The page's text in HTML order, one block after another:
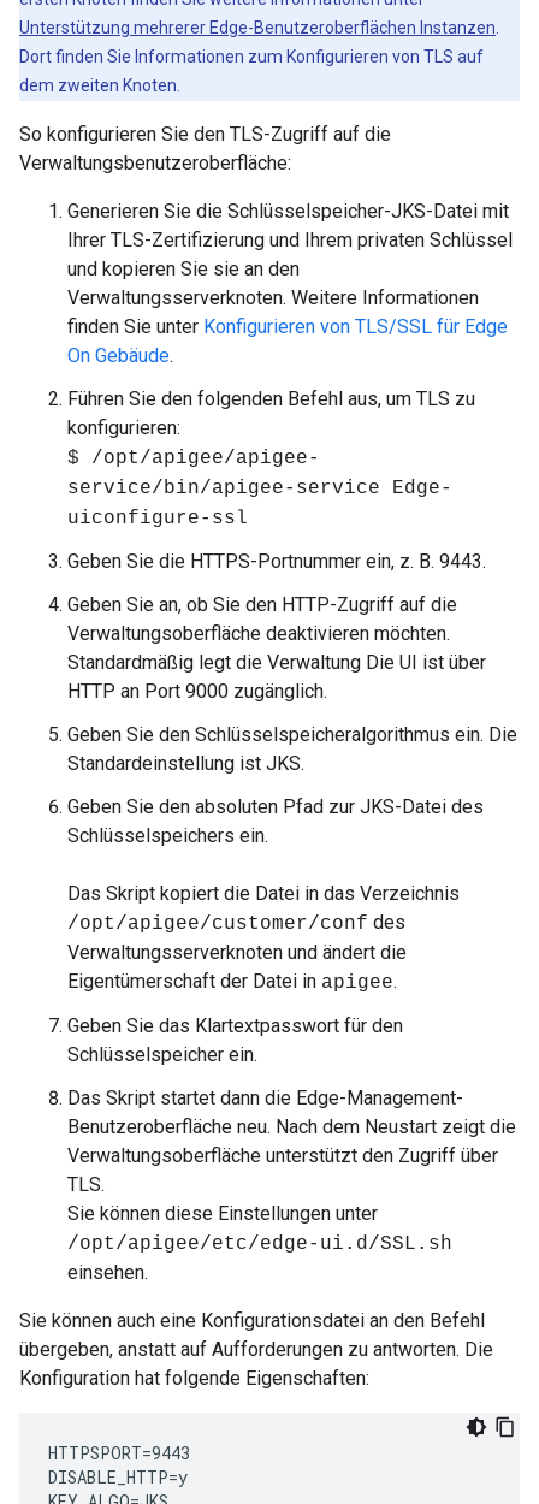
Unterstützung mehrerer Edge-Benutzeroberflächen Instanzen
Dort finden Sie Informationen zum Konfigurieren von TLS auf
dem zweiten Knoten.
So konfigurieren Sie den TLS-Zugriff auf die
Verwaltungsbenutzeroberfläche:
Generieren Sie die Schlüsselspeicher-JKS-Datei mit
Ihrer TLS-Zertifizierung und Ihrem privaten Schlüssel
und kopieren Sie sie an den
Verwaltungsserverknoten. Weitere Informationen
finden Sie unter Konfigurieren von TLS/SSL für Edge
On Gebäude.
Führen Sie den folgenden Befehl aus, um TLS zu
konfigurieren:
$ /opt/apigee/apigee-
service/bin/apigee-service Edge-
uiconfigure-ssl
Geben Sie die HTTPS-Portnummer ein, z. B. 9443.
Geben Sie an, ob Sie den HTTP-Zugriff auf die
Verwaltungsoberfläche deaktivieren möchten.
Standardmäßig legt die Verwaltung Die UI ist über
HTTP an Port 9000 zugänglich.
Geben Sie den Schlüsselspeicheralgorithmus ein. Die
Standardeinstellung ist JKS.
Geben Sie den absoluten Pfad zur JKS-Datei des
Schlüsselspeichers ein.
Das Skript kopiert die Datei in das Verzeichnis
/opt/apigee/customer/conf des
Verwaltungsserverknoten und ändert die
Eigentümerschaft der Datei in apigee.
Geben Sie das Klartextpasswort für den
Schlüsselspeicher ein.
Das Skript startet dann die Edge-Management-
Benutzeroberfläche neu. Nach dem Neustart zeigt die
Verwaltungsoberfläche unterstützt den Zugriff über
TLS.
Sie können diese Einstellungen unter
/opt/apigee/etc/edge-ui.d/SSL.sh
einsehen.
Sie können auch eine Konfigurationsdatei an den Befehl
übergeben, anstatt auf Aufforderungen zu antworten. Die
Konfiguration hat folgende Eigenschaften:
HTTPSPORT=9443
DISABLE_HTTP=y